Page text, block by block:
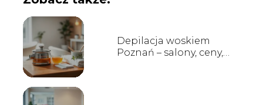
Depilacja woskiem
Poznań – salony, ceny,